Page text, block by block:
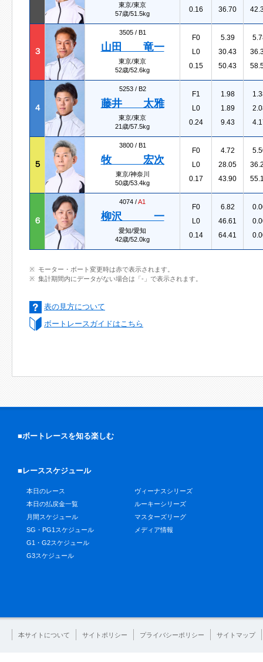
東京/東京
57歳/51.5kg
0.16
36.70
３
3505 / B1
山田 竜一
東京/東京
52歳/52.6kg
F0
L0
0.15
5.39
30.43
50.43
４
5253 / B2
藤井 太雅
東京/東京
21歳/57.5kg
F1
L0
0.24
1.98
1.89
9.43
５
3800 / B1
牧 宏次
東京/神奈川
50歳/53.4kg
F0
L0
0.17
4.72
28.05
43.90
６
4074 /A1
柳沢 一
愛知/愛知
42歳/52.0kg
F0
L0
0.14
6.82
46.61
64.41
モーター・ボート変更時は赤で表示されます。
集計期間内にデータがない場合は「-」で表示されます。
表の見方について
ボートレースガイドはこちら
■ボートレースを知る楽しむ
■レーススケジュール
本日のレース
本日の払戻金一覧
月間スケジュール
SG・PG1スケジュール
G1・G2スケジュール
G3スケジュール
ヴィーナスシリーズ
ルーキーシリーズ
マスターズリーグ
メディア情報
本サイトについて サイトポリシー プライバシーポリシー サイトマップ